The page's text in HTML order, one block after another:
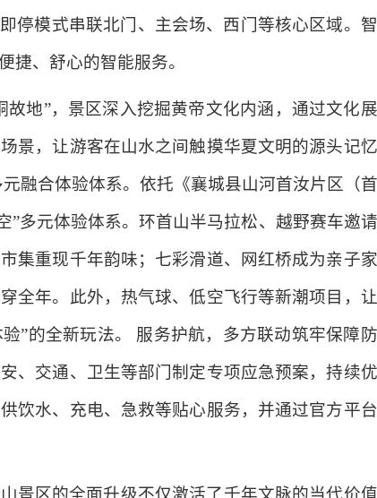
停模式串联北门、主会场、西门等核心区域。
捷、舒心的智能服务。
地”，景区深入挖掘黄帝文化内涵，通过文化展
景，让游客在山水之间触摸华夏文明的源头记
融合体验体系。依托《襄城县山河首汝片区（首
多元体验体系。环首山半马拉松、越野赛车邀
集重现千年韵味；七彩滑道、网红桥成为亲子
全年。此外，热气球、低空飞行等新潮项目，
”的全新玩法。 服务护航，多方联动筑牢保障防
、交通、卫生等部门制定专项应急预案，持续
饮水、充电、急救等贴心服务，并通过官方平
景区的全面升级不仅激活了千年文脉的当代价